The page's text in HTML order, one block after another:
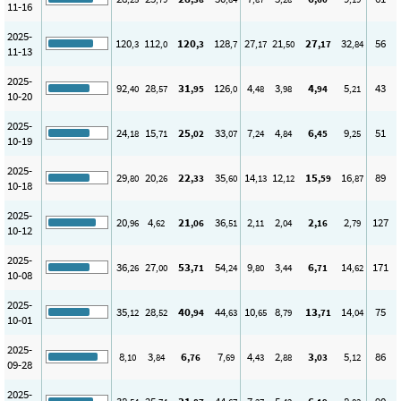
11-16
2025-
11-13
120,3 112,0 120,3 128,7 27,17 21,50 27,17 32,84 56
2025-
10-20
92,40 28,57 31,95 126,0 4,48 3,98 4,94 5,21 43
2025-
10-19
24,18 15,71 25,02 33,07 7,24 4,84 6,45 9,25 51
2025-
10-18
29,80 20,26 22,33 35,60 14,13 12,12 15,59 16,87 89
2025-
10-12
20,96 4,62 21,06 36,51 2,11 2,04 2,16 2,79 127
2025-
10-08
36,26 27,00 53,71 54,24 9,80 3,44 6,71 14,62 171
2025-
10-01
35,12 28,52 40,94 44,63 10,65 8,79 13,71 14,04 75
2025-
09-28
8,10 3,84 6,76 7,69 4,43 2,88 3,03 5,12 86
2025-